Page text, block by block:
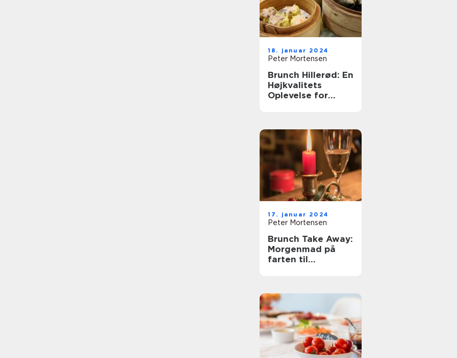
18. januar 2024
Peter Mortensen
Brunch Hillerød: En
Højkvalitets
Oplevelse for
17. januar 2024
Peter Mortensen
Brunch Take Away:
Morgenmad på
farten til